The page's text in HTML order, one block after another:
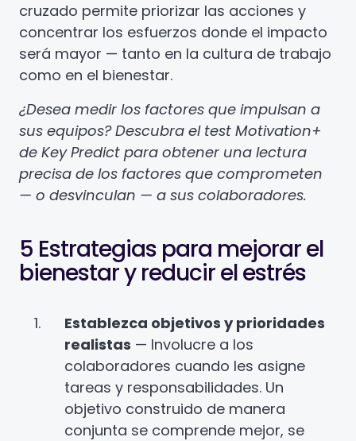
cruzado permite priorizar las acciones y
concentrar los esfuerzos donde el impacto
será mayor — tanto en la cultura de trabajo
como en el bienestar.
¿Desea medir los factores que impulsan a
sus equipos? Descubra el test Motivation+
de Key Predict para obtener una lectura
precisa de los factores que comprometen
— o desvinculan — a sus colaboradores.
5 Estrategias para mejorar el
bienestar y reducir el estrés
Establezca objetivos y prioridades
realistas — Involucre a los
colaboradores cuando les asigne
tareas y responsabilidades. Un
objetivo construido de manera
conjunta se comprende mejor, se